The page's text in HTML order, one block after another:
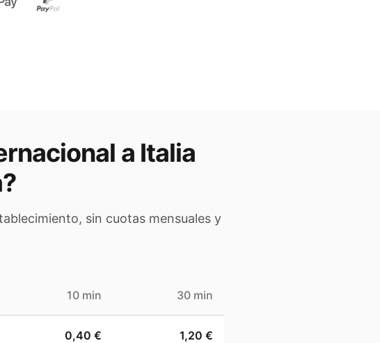
a Italia
?
sin cuotas mensuales y
10 min 30 min
0,40 € 1,20 €